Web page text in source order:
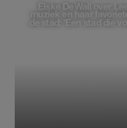
Elske DeWall over
muziek en haar
de stad: 'Een stad die